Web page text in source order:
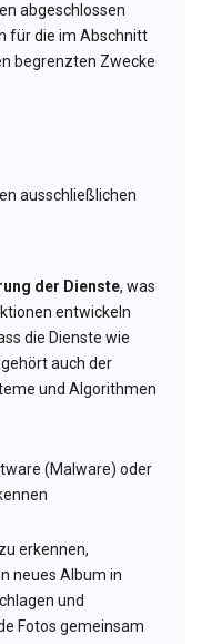
abgeschlossen
für die im Abschnitt
begrenzten Zwecke
ausschließlichen
der Dienste, was
entwickeln
die Dienste wie
auch der
und Algorithmen
(Malware) oder
erkennen,
neues Album in
und
Fotos gemeinsam